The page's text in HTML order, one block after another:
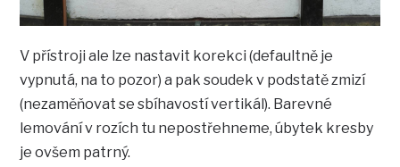
V přístroji ale lze nastavit korekci (defaultně je
vypnutá, na to pozor) a pak soudek v podstatě zmizí
(nezaměňovat se sbíhavostí vertikál). Barevné
lemování v rozích tu nepostřehneme, úbytek kresby
je ovšem patrný.